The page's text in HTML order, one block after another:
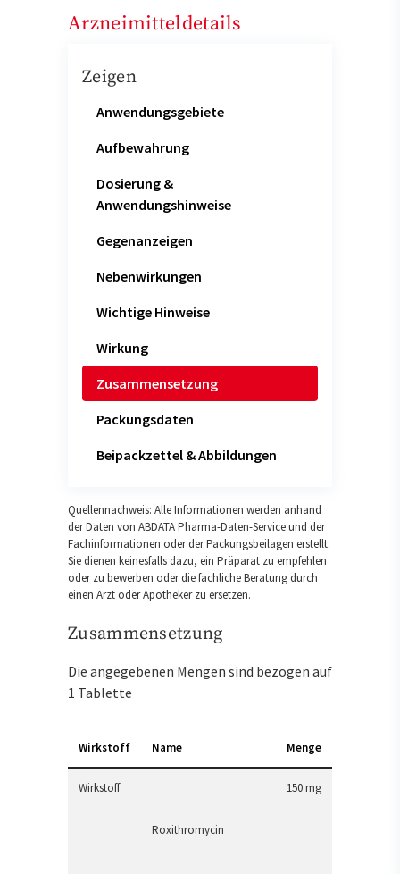
Arzneimitteldetails
Zeigen
Anwendungsgebiete
Aufbewahrung
Dosierung &
Anwendungshinweise
Gegenanzeigen
Nebenwirkungen
Wichtige Hinweise
Wirkung
Zusammensetzung
Packungsdaten
Beipackzettel & Abbildungen
Quellennachweis: Alle Informationen werden anhand
der Daten von ABDATA Pharma-Daten-Service und der
Fachinformationen oder der Packungsbeilagen erstellt.
Sie dienen keinesfalls dazu, ein Präparat zu empfehlen
oder zu bewerben oder die fachliche Beratung durch
einen Arzt oder Apotheker zu ersetzen.
Zusammensetzung
Die angegebenen Mengen sind bezogen auf
1 Tablette
Wirkstoff Name Menge
Wirkstoff
Roxithromycin
150 mg